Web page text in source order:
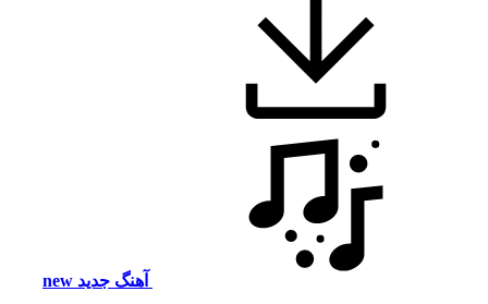
آهنگ جدید new